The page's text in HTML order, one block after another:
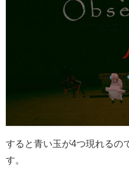
すると青い玉が4つ現れるの
す。